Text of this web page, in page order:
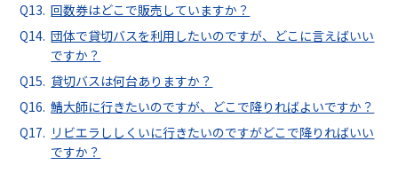
回数券はどこで販売していますか？
団体で貸切バスを利用したいのですが、どこに言えばいい
ですか？
貸切バスは何台ありますか？
鯖大師に行きたいのですが、どこで降りればよいですか？
リビエラししくいに行きたいのですがどこで降りればいい
ですか？